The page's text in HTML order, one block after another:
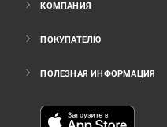
КОМПАНИЯ
ПОКУПАТЕЛЮ
ПОЛЕЗНАЯ ИНФОРМАЦИЯ